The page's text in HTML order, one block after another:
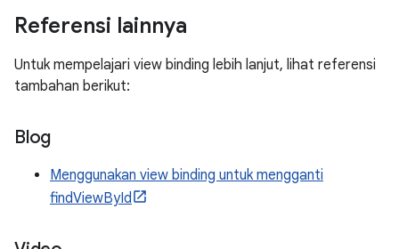
Referensi lainnya
Untuk mempelajari view binding lebih lanjut, lihat referensi
tambahan berikut:
Blog
Menggunakan view binding untuk mengganti
findViewById